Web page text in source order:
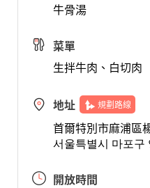
牛骨湯
菜單
生拌牛肉、白切肉
地址 規劃路線
首爾特別市麻浦區
서울특별시 마포구
開放時間